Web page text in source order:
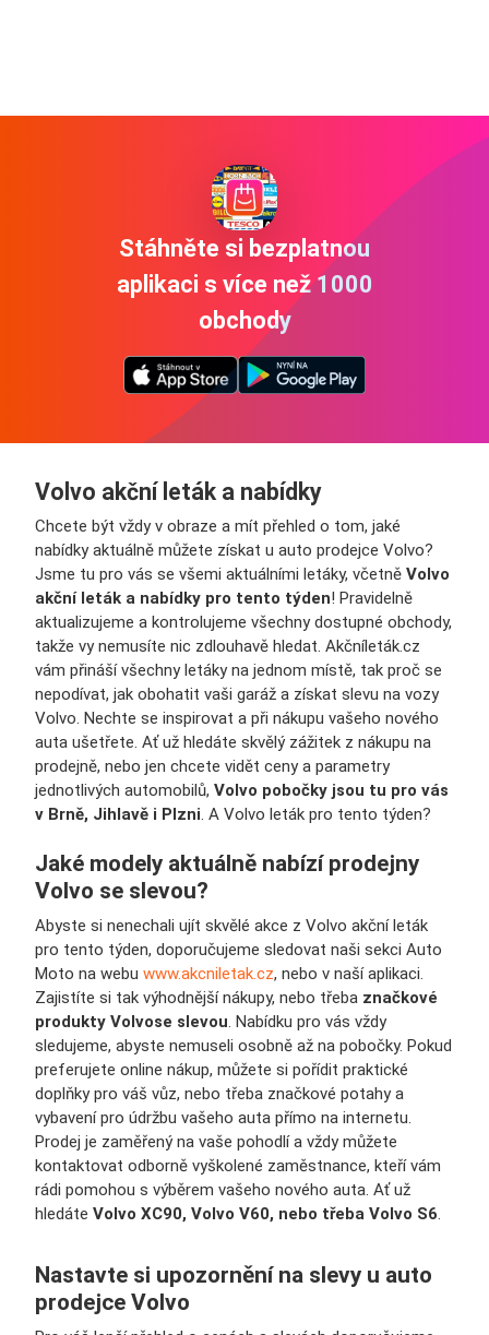
Stáhněte si bezplatnou
aplikaci s více než 1000
obchody
Volvo akční leták a nabídky
Chcete být vždy v obraze a mít přehled o tom, jaké
nabídky aktuálně můžete získat u auto prodejce Volvo?
Jsme tu pro vás se všemi aktuálními letáky, včetně Volvo
akční leták a nabídky pro tento týden! Pravidelně
aktualizujeme a kontrolujeme všechny dostupné obchody,
takže vy nemusíte nic zdlouhavě hledat. Akčníleták.cz
vám přináší všechny letáky na jednom místě, tak proč se
nepodívat, jak obohatit vaši garáž a získat slevu na vozy
Volvo. Nechte se inspirovat a při nákupu vašeho nového
auta ušetřete. Ať už hledáte skvělý zážitek z nákupu na
prodejně, nebo jen chcete vidět ceny a parametry
jednotlivých automobilů, Volvo pobočky jsou tu pro vás
v Brně, Jihlavě i Plzni. A Volvo leták pro tento týden?
Jaké modely aktuálně nabízí prodejny
Volvo se slevou?
Abyste si nenechali ujít skvělé akce z Volvo akční leták
pro tento týden, doporučujeme sledovat naši sekci Auto
Moto na webu www.akcniletak.cz, nebo v naší aplikaci.
Zajistíte si tak výhodnější nákupy, nebo třeba značkové
produkty Volvose slevou. Nabídku pro vás vždy
sledujeme, abyste nemuseli osobně až na pobočky. Pokud
preferujete online nákup, můžete si pořídit praktické
doplňky pro váš vůz, nebo třeba značkové potahy a
vybavení pro údržbu vašeho auta přímo na internetu.
Prodej je zaměřený na vaše pohodlí a vždy můžete
kontaktovat odborně vyškolené zaměstnance, kteří vám
rádi pomohou s výběrem vašeho nového auta. Ať už
hledáte Volvo XC90, Volvo V60, nebo třeba Volvo S6.
Nastavte si upozornění na slevy u auto
prodejce Volvo